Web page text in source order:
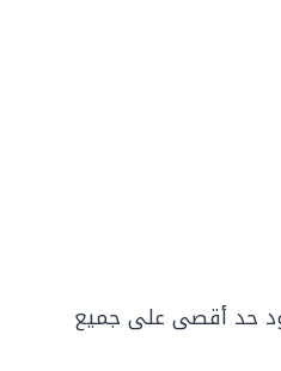
دون وجود حد أقصى على جميع